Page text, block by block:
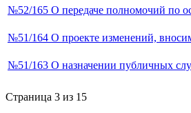
№52/165 О передаче полномочий по
№51/164 О проекте изменений,
№51/163 О назначении публичных
Страница 3 из 15